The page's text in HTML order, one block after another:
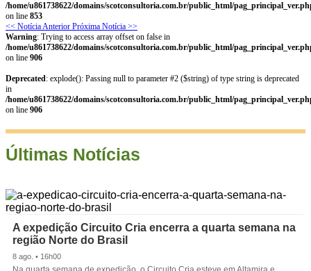
/home/u861738622/domains/scotconsultoria.com.br/public_html/
on line 853
<< Notícia Anterior Próxima Notícia >>
Warning: Trying to access array offset on false in
/home/u861738622/domains/scotconsultoria.com.br/public_html/
on line 906
Deprecated: explode(): Passing null to parameter #2 ($string) of type string is deprecated
in
/home/u861738622/domains/scotconsultoria.com.br/public_html/
on line 906
Últimas Notícias
A expedição Circuito Cria encerra a quarta semana na
região Norte do Brasil
8 ago. • 16h00